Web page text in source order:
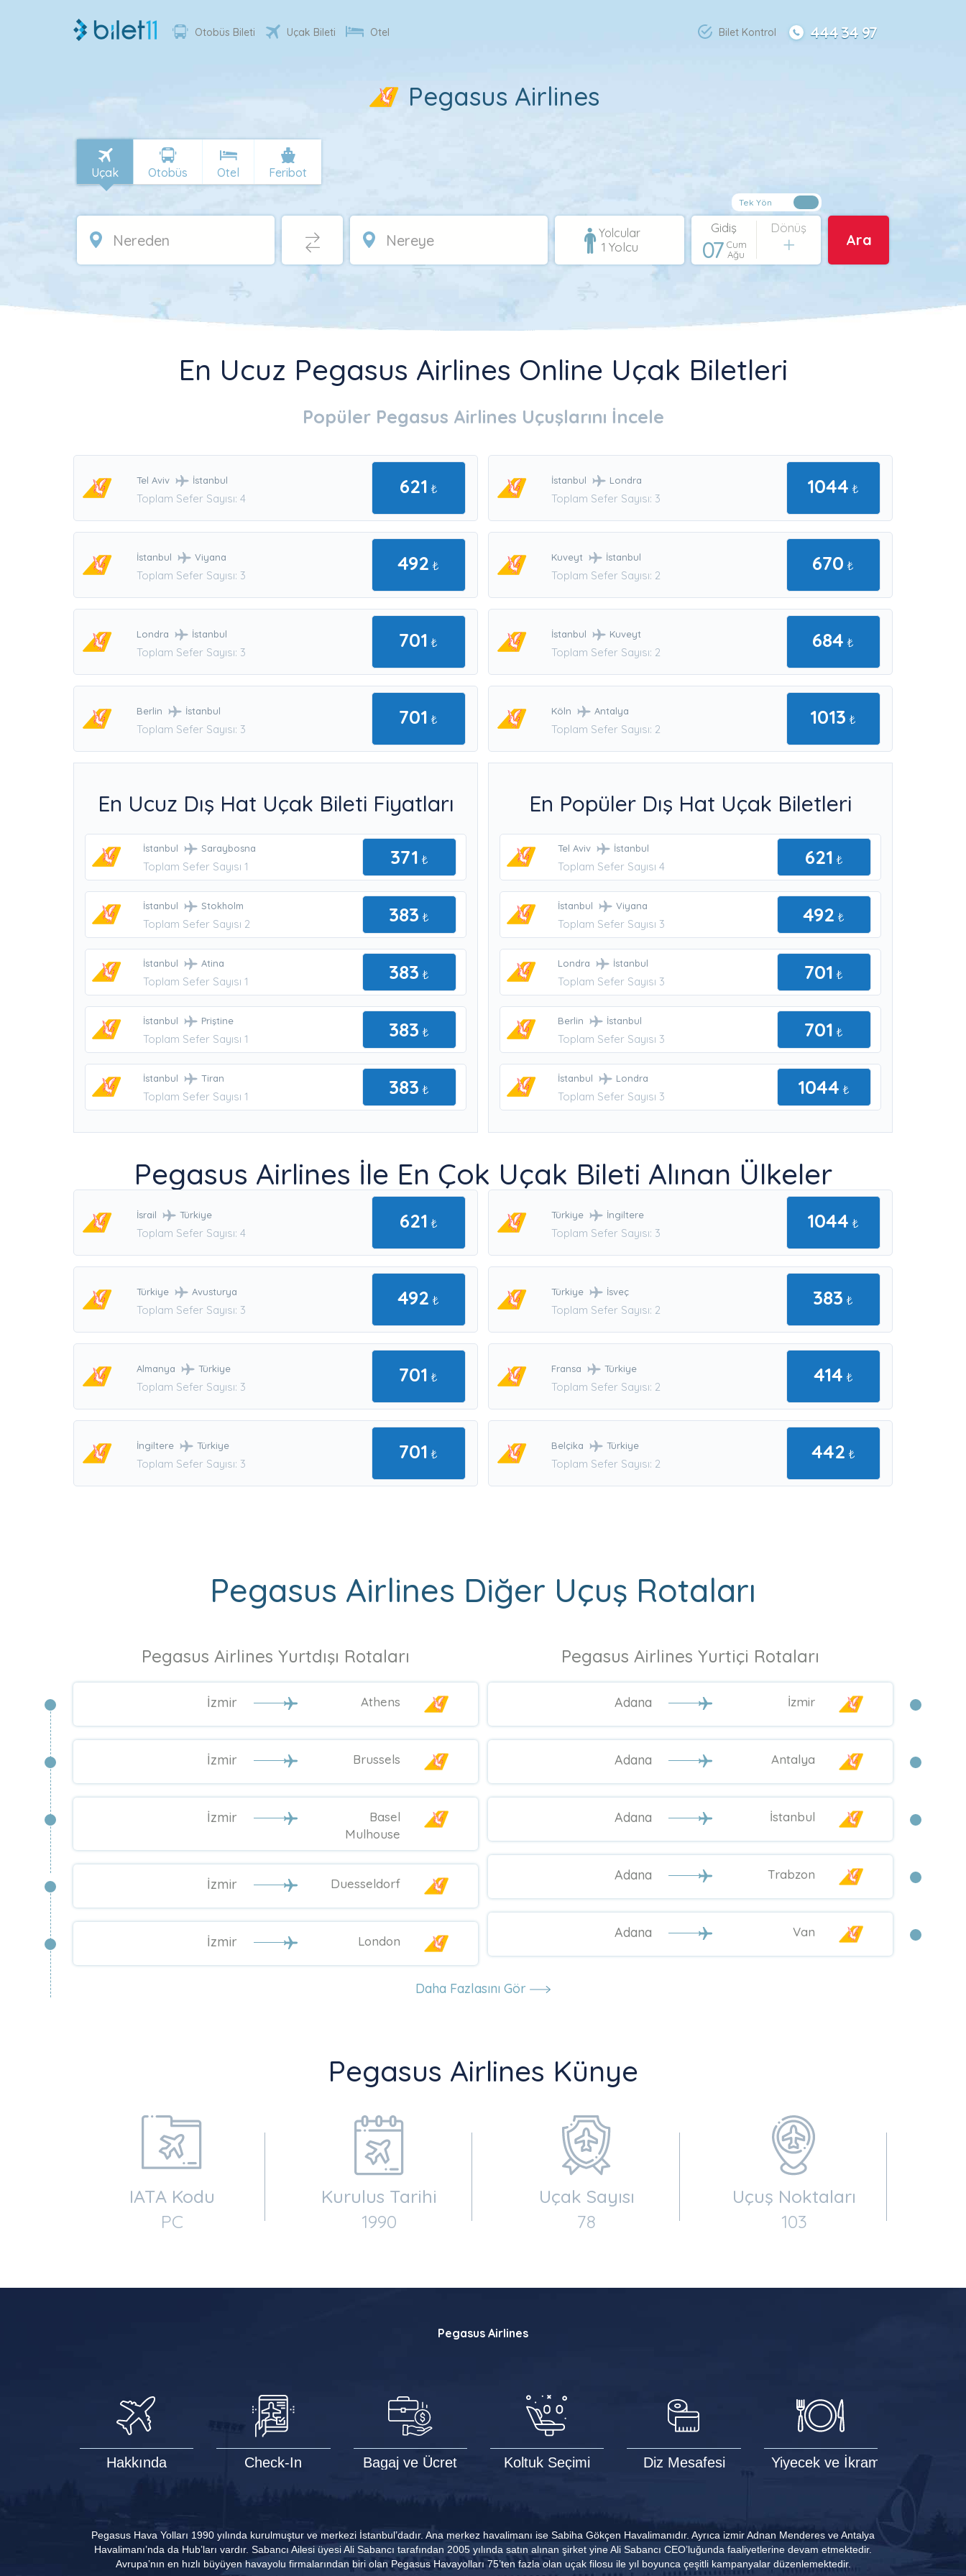
Otobüs Bileti Uçak Bileti Otel Bilet Kontrol 444 34 97
Pegasus Airlines
Uçak Otobüs Otel Feribot
Yolcular
1 Yolcu
Gidiş
07 Cum
Ağu
Dönüş
Ara
En Ucuz Pegasus Airlines Online Uçak Biletleri
Popüler Pegasus Airlines Uçuşlarını İncele
Tel Aviv İstanbul
Toplam Sefer Sayısı: 4
621 ₺
İstanbul Viyana
Toplam Sefer Sayısı: 3
492 ₺
Londra İstanbul
Toplam Sefer Sayısı: 3
701 ₺
Berlin İstanbul
Toplam Sefer Sayısı: 3
701 ₺
İstanbul Londra
Toplam Sefer Sayısı: 3
1044 ₺
Kuveyt İstanbul
Toplam Sefer Sayısı: 2
670 ₺
İstanbul Kuveyt
Toplam Sefer Sayısı: 2
684 ₺
Köln Antalya
Toplam Sefer Sayısı: 2
1013 ₺
En Ucuz Dış Hat Uçak Bileti Fiyatları
İstanbul Saraybosna
Toplam Sefer Sayısı 1 371 ₺
İstanbul Stokholm
Toplam Sefer Sayısı 2 383 ₺
İstanbul Atina
Toplam Sefer Sayısı 1 383 ₺
İstanbul Priştine
Toplam Sefer Sayısı 1 383 ₺
İstanbul Tiran
Toplam Sefer Sayısı 1 383 ₺
En Popüler Dış Hat Uçak Biletleri
Tel Aviv İstanbul
Toplam Sefer Sayısı 4 621 ₺
İstanbul Viyana
Toplam Sefer Sayısı 3 492 ₺
Londra İstanbul
Toplam Sefer Sayısı 3 701 ₺
Berlin İstanbul
Toplam Sefer Sayısı 3 701 ₺
İstanbul Londra
Toplam Sefer Sayısı 3 1044 ₺
Pegasus Airlines İle En Çok Uçak Bileti Alınan Ülkeler
İsrail Türkiye
Toplam Sefer Sayısı: 4
621 ₺
Türkiye Avusturya
Toplam Sefer Sayısı: 3
492 ₺
Almanya Türkiye
Toplam Sefer Sayısı: 3
701 ₺
İngiltere Türkiye
Toplam Sefer Sayısı: 3
701 ₺
Türkiye İngiltere
Toplam Sefer Sayısı: 3
1044 ₺
Türkiye İsveç
Toplam Sefer Sayısı: 2
383 ₺
Fransa Türkiye
Toplam Sefer Sayısı: 2
414 ₺
Belçika Türkiye
Toplam Sefer Sayısı: 2
442 ₺
Pegasus Airlines Diğer Uçuş Rotaları
Pegasus Airlines Yurtdışı Rotaları
İzmir Athens
İzmir Brussels
İzmir
Basel
Mulhouse
İzmir Duesseldorf
İzmir London
Pegasus Airlines Yurtiçi Rotaları
Adana İzmir
Adana Antalya
Adana İstanbul
Adana Trabzon
Adana Van
Daha Fazlasını Gör
Pegasus Airlines Künye
IATA Kodu
PC
Kurulus Tarihi
1990
Uçak Sayısı
78
Uçuş Noktaları
103
Pegasus Airlines
Hakkında Check-In Bagaj ve Ücret Koltuk Seçimi Diz Mesafesi Yiyecek ve İkram
Pegasus Hava Yolları 1990 yılında kurulmuştur ve merkezi İstanbul’dadır. Ana merkez havalimanı ise Sabiha Gökçen Havalimanıdır. Ayrıca izmir Adnan Menderes ve Antalya
Havalimanı’nda da Hub’ları vardır. Sabancı Ailesi üyesi Ali Sabancı tarafından 2005 yılında satın alınan şirket yine Ali Sabancı CEO’luğunda faaliyetlerine devam etmektedir.
Avrupa’nın en hızlı büyüyen havayolu firmalarından biri olan Pegasus Havayolları 75’ten fazla olan uçak filosu ile yıl boyunca çeşitli kampanyalar düzenlemektedir.